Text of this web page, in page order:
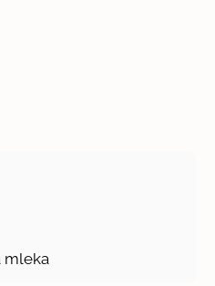
mleka